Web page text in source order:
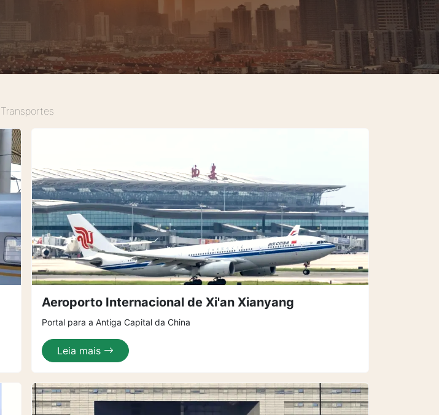
Transportes
Aeroporto Internacional de Xi'an Xianyang
Portal para a Antiga Capital da China
Leia mais